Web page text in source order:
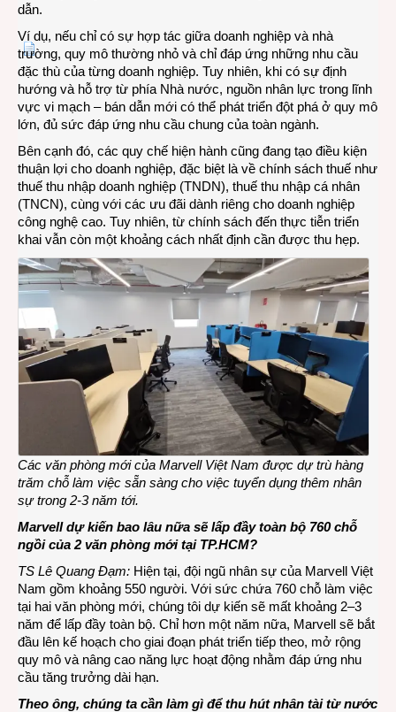
dẫn.
Ví dụ, nếu chỉ có sự hợp tác giữa doanh nghiệp và nhà
trường, quy mô thường nhỏ và chỉ đáp ứng những nhu cầu
đặc thù của từng doanh nghiệp. Tuy nhiên, khi có sự định
hướng và hỗ trợ từ phía Nhà nước, nguồn nhân lực trong lĩnh
vực vi mạch – bán dẫn mới có thể phát triển đột phá ở quy mô
lớn, đủ sức đáp ứng nhu cầu chung của toàn ngành.
Bên cạnh đó, các quy chế hiện hành cũng đang tạo điều kiện
thuận lợi cho doanh nghiệp, đặc biệt là về chính sách thuế như
thuế thu nhập doanh nghiệp (TNDN), thuế thu nhập cá nhân
(TNCN), cùng với các ưu đãi dành riêng cho doanh nghiệp
công nghệ cao. Tuy nhiên, từ chính sách đến thực tiễn triển
khai vẫn còn một khoảng cách nhất định cần được thu hẹp.
Các văn phòng mới của Marvell Việt Nam được dự trù hàng
trăm chỗ làm việc sẵn sàng cho việc tuyển dụng thêm nhân
sự trong 2-3 năm tới.
Marvell dự kiến bao lâu nữa sẽ lấp đầy toàn bộ 760 chỗ
ngồi của 2 văn phòng mới tại TP.HCM?
TS Lê Quang Đạm: Hiện tại, đội ngũ nhân sự của Marvell Việt
Nam gồm khoảng 550 người. Với sức chứa 760 chỗ làm việc
tại hai văn phòng mới, chúng tôi dự kiến sẽ mất khoảng 2–3
năm để lấp đầy toàn bộ. Chỉ hơn một năm nữa, Marvell sẽ bắt
đầu lên kế hoạch cho giai đoạn phát triển tiếp theo, mở rộng
quy mô và nâng cao năng lực hoạt động nhằm đáp ứng nhu
cầu tăng trưởng dài hạn.
Theo ông, chúng ta cần làm gì để thu hút nhân tài từ nước